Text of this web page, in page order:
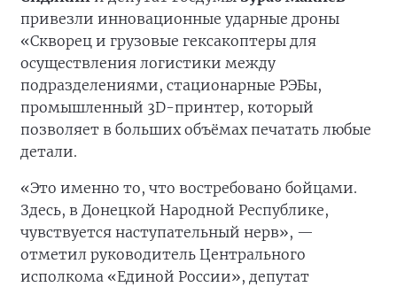
привезли инновационные ударные дроны
«Скворец и грузовые гексакоптеры для
осуществления логистики между
подразделениями, стационарные РЭБы,
промышленный 3D-принтер, который
позволяет в больших объёмах печатать любые
детали.
«Это именно то, что востребовано бойцами.
Здесь, в Донецкой Народной Республике,
чувствуется наступательный нерв», —
отметил руководитель Центрального
исполкома «Единой России», депутат